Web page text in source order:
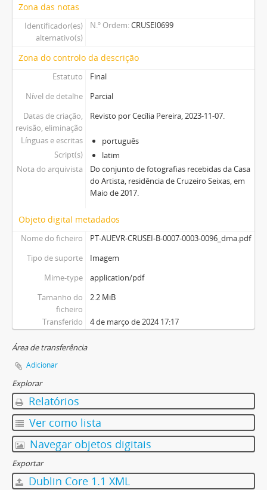
Zona das notas
Identificador(es)
alternativo(s)
N.º Ordem CRUSEI0699
Zona do controlo da descrição
Estatuto
Final
Nível de detalhe
Parcial
Datas de criação,
revisão, eliminação
Revisto por Cecília Pereira, 2023-11-07.
Línguas e escritas
português
Script(s)
latim
Nota do arquivista
Do conjunto de fotografias recebidas da Casa
do Artista, residência de Cruzeiro Seixas, em
Maio de 2017.
Objeto digital metadados
Nome do ficheiro
PT-AUEVR-CRUSEI-B-0007-0003-0096_dma.pdf
Tipo de suporte
Imagem
Mime-type
application/pdf
Tamanho do
ficheiro
2.2 MiB
Transferido 4 de março de 2024 17:17
Área de transferência
Adicionar
Explorar
Relatórios
Ver como lista
Navegar objetos digitais
Exportar
Dublin Core 1.1 XML